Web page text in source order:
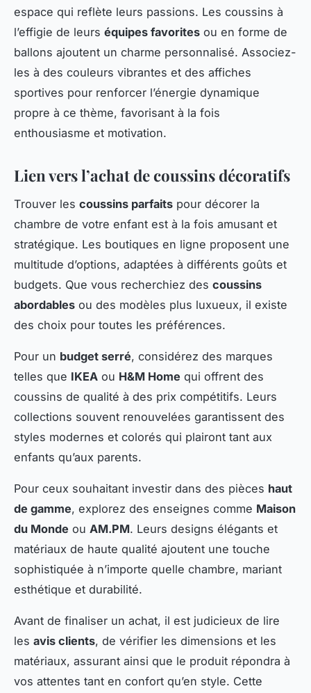
espace qui reflète leurs passions. Les coussins à
l’effigie de leurs équipes favorites ou en forme de
ballons ajoutent un charme personnalisé. Associez-
les à des couleurs vibrantes et des affiches
sportives pour renforcer l’énergie dynamique
propre à ce thème, favorisant à la fois
enthousiasme et motivation.
Lien vers l’achat de coussins décoratifs
Trouver les coussins parfaits pour décorer la
chambre de votre enfant est à la fois amusant et
stratégique. Les boutiques en ligne proposent une
multitude d’options, adaptées à différents goûts et
budgets. Que vous recherchiez des coussins
abordables ou des modèles plus luxueux, il existe
des choix pour toutes les préférences.
Pour un budget serré, considérez des marques
telles que IKEA ou H&M Home qui offrent des
coussins de qualité à des prix compétitifs. Leurs
collections souvent renouvelées garantissent des
styles modernes et colorés qui plairont tant aux
enfants qu’aux parents.
Pour ceux souhaitant investir dans des pièces haut
de gamme, explorez des enseignes comme Maison
du Monde ou AM.PM. Leurs designs élégants et
matériaux de haute qualité ajoutent une touche
sophistiquée à n’importe quelle chambre, mariant
esthétique et durabilité.
Avant de finaliser un achat, il est judicieux de lire
les avis clients, de vérifier les dimensions et les
matériaux, assurant ainsi que le produit répondra à
vos attentes tant en confort qu’en style. Cette